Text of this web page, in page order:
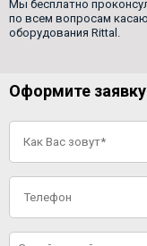
Мы бесплатно
по всем вопросам
оборудования Rittal.
Оформите